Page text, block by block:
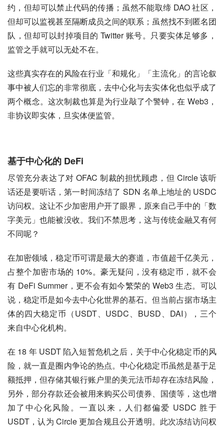
约，但却可以禁止代码的传播；虽然不能取缔 DAO 社区，
但却可以监视甚至隔断成员之间的联系；虽然找不到匿名团
队，但却可以封掉项目的 Twitter 账号。只要实体足够多，
监管之手就可以无处不在。
这些真实存在的风险在行业「和规化」「主流化」的言论叙
事中被人们忘的非常彻底，去中心化与去实体化也似乎成了
两个概念。这次制裁也算是为行业敲了个警钟，在 Web3，
非协议即实体，旦实体便监管。
基于中心化的 DeFi
尽管充分表达了对 OFAC 制裁的担忧顾虑，但 Circle 该听
话还是要听话，第一时间冻结了 SDN 名单上地址的 USDC
访问权。这让不少加密用户开了眼界，原来自己手中的「数
字美元」也能被没收。我们不禁思考，这与传统金融又有何
不同呢？
在加密领域，稳定币可谓是最大的赛道，市值超千亿美元，
占整个加密市场的 10%。豪无疑问，没有稳定币，就不会
有 DeFi Summer，更不会有如今繁荣的 Web3 生态。可以
说，稳定币是如今去中心化世界的基石。但当前占据市场主
体的四大稳定币（USDT、USDC、BUSD、DAI），三个
来自中心化机构。
在 18 年 USDT 陷入短暂危机之后，关于中心化稳定币的风
险，就一直是圈内争论的热点。中心化稳定币虽然是基于足
额抵押，但存储其银行账户里的美元法币却存在冻结风险，
另外，部分存款还会被用来购买公司债券、国债等，这也增
加了中心化风险。一直以来，人们都偏爱 USDC 胜于
USDT，认为 Circle 更加合规且公开透明。此次冻结访问权